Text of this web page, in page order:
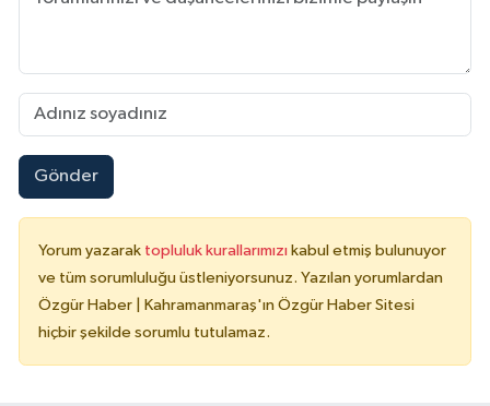
Gönder
Yorum yazarak topluluk kurallarımızı kabul etmiş bulunuyor
ve tüm sorumluluğu üstleniyorsunuz. Yazılan yorumlardan
Özgür Haber | Kahramanmaraş'ın Özgür Haber Sitesi
hiçbir şekilde sorumlu tutulamaz.